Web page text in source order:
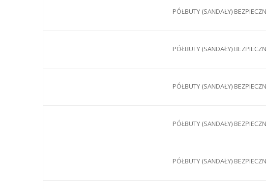
PÓŁBUTY (SANDAŁY)
PÓŁBUTY (SANDAŁY)
PÓŁBUTY (SANDAŁY)
PÓŁBUTY (SANDAŁY)
PÓŁBUTY (SANDAŁY)